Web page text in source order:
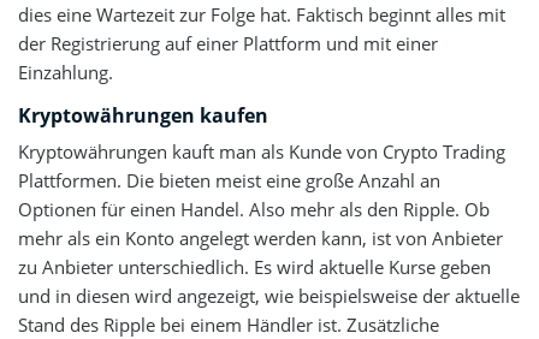
dies eine Wartezeit zur Folge hat. Faktisch beginnt alles mit
der Registrierung auf einer Plattform und mit einer
Einzahlung.
Kryptowährungen kaufen
Kryptowährungen kauft man als Kunde von Crypto Trading
Plattformen. Die bieten meist eine große Anzahl an
Optionen für einen Handel. Also mehr als den Ripple. Ob
mehr als ein Konto angelegt werden kann, ist von Anbieter
zu Anbieter unterschiedlich. Es wird aktuelle Kurse geben
und in diesen wird angezeigt, wie beispielsweise der aktuelle
Stand des Ripple bei einem Händler ist. Zusätzliche